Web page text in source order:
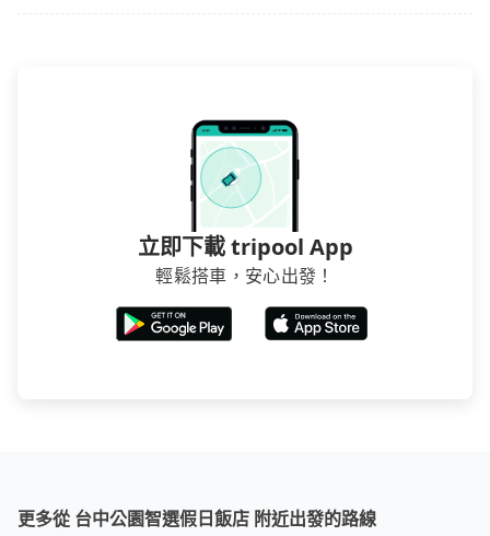
立即下載 tripool App
輕鬆搭車，安心出發！
更多從 台中公園智選假日飯店 附近出發的路線